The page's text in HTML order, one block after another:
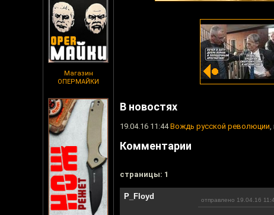
Магазин
ОПЕРМАЙКИ
В новостях
19.04.16 11:44Вождь русской революции,
Комментарии
cтраницы: 1
P_Floyd отправлено 19.04.16